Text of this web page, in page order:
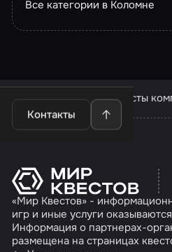
Все категории в Коломне
Контакты
Квесты в Коломне Квесты
«Мир Квестов» -
игр и иные услуги
Информация о партнерах-
размещена на страницах